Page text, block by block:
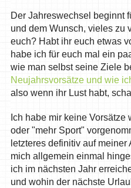
Der Jahreswechsel beginnt
und dem Wunsch, vieles zu
euch? Habt ihr euch etwas
habe ich für euch mal ein
wie man selbst seine Ziele
Neujahrsvorsätze und wie
also wenn ihr Lust habt,
Ich habe mir keine
oder "mehr Sport"
letzteres definitiv auf
mich allgemein einmal
ich im nächsten Jahr
und wohin der nächste